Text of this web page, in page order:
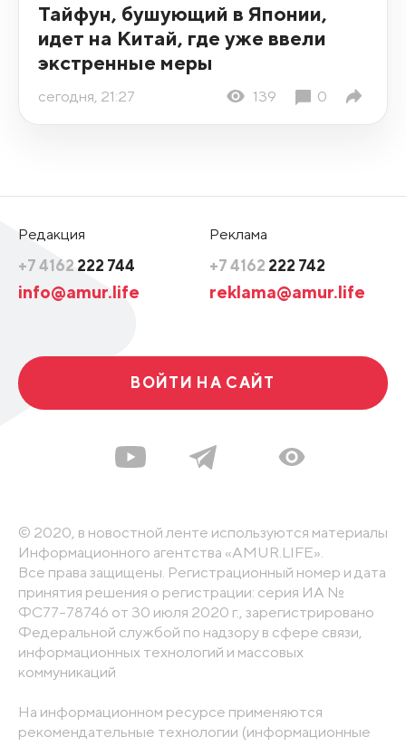
Тайфун, бушующий в Японии,
идет на Китай, где уже ввели
экстренные меры
сегодня, 21:27 139 0
Редакция
+7 4162 222 744
info@amur.life
Реклама
+7 4162 222 742
reklama@amur.life
ВОЙТИ НА САЙТ
© 2020, в новостной ленте используются материалы
Информационного агентства «AMUR.LIFE».
Все права защищены. Регистрационный номер и дата
принятия решения о регистрации: серия ИА №
ФС77-78746 от 30 июля 2020 г., зарегистрировано
Федеральной службой по надзору в сфере связи,
информационных технологий и массовых
коммуникаций
На информационном ресурсе применяются
рекомендательные технологии (информационные